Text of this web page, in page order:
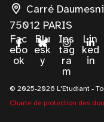
Carré
75012 PARIS
Fac
ebo
ok
Blu
esk
y
Ins
tag
ra
m
Lin
ked
in
© 2025-2026 L'Etudiant -
Charte de protection des